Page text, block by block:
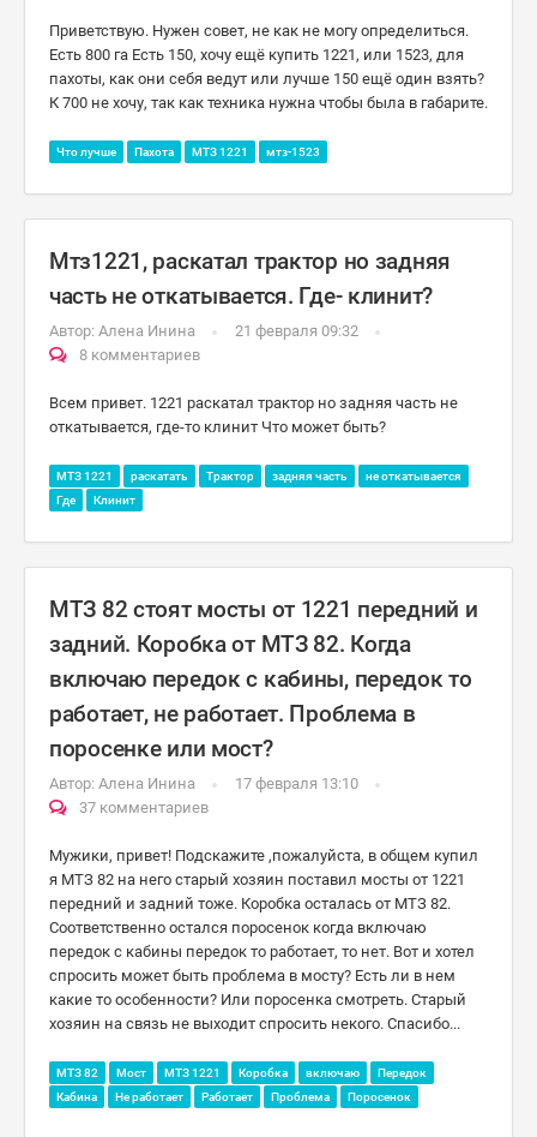
Приветствую. Нужен совет, не как не могу определиться.
Есть 800 га Есть 150, хочу ещё купить 1221, или 1523, для
пахоты, как они себя ведут или лучше 150 ещё один взять?
К 700 не хочу, так как техника нужна чтобы была в габарите.
Что лучше Пахота МТЗ 1221 мтз-1523
Мтз1221, раскатал трактор но задняя
часть не откатывается. Где- клинит?
Автор: Алена Инина
21 февраля 09:32
8 комментариев
Всем привет. 1221 раскатал трактор но задняя часть не
откатывается, где-то клинит Что может быть?
МТЗ 1221 раскатать Трактор задняя часть
не откатывается
Где
Клинит
МТЗ 82 стоят мосты от 1221 передний и
задний. Коробка от МТЗ 82. Когда
включаю передок с кабины, передок то
работает, не работает. Проблема в
поросенке или мост?
Автор: Алена Инина
17 февраля 13:10
37 комментариев
Мужики, привет! Подскажите ,пожалуйста, в общем купил
я МТЗ 82 на него старый хозяин поставил мосты от 1221
передний и задний тоже. Коробка осталась от МТЗ 82.
Соответственно остался поросенок когда включаю
передок с кабины передок то работает, то нет. Вот и хотел
спросить может быть проблема в мосту? Есть ли в нем
какие то особенности? Или поросенка смотреть. Старый
хозяин на связь не выходит спросить некого. Спасибо...
МТЗ 82 Мост МТЗ 1221 Коробка включаю
Передок
Кабина
Не работает Работает Проблема Поросенок